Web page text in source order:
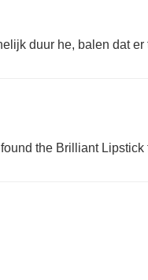
duur he, balen dat
the Brilliant